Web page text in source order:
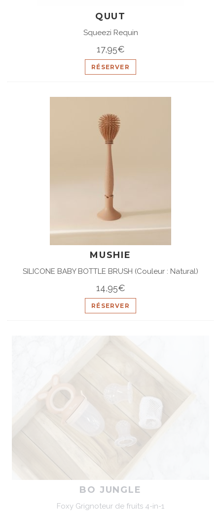
QUUT
Squeezi Requin
17,95€
RÉSERVER
MUSHIE
SILICONE BABY BOTTLE BRUSH (Couleur : Natural)
14,95€
RÉSERVER
BO JUNGLE
Foxy Grignoteur de fruits 4-in-1